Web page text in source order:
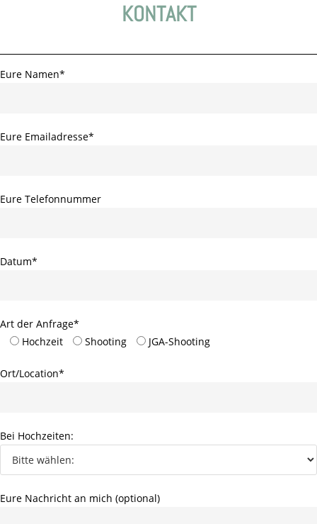
KONTAKT
Eure Namen*
Eure Emailadresse*
Eure Telefonnummer
Datum*
Art der Anfrage*
Hochzeit
Shooting JGA-Shooting
Ort/Location*
Bei Hochzeiten:
Eure Nachricht an mich (optional)